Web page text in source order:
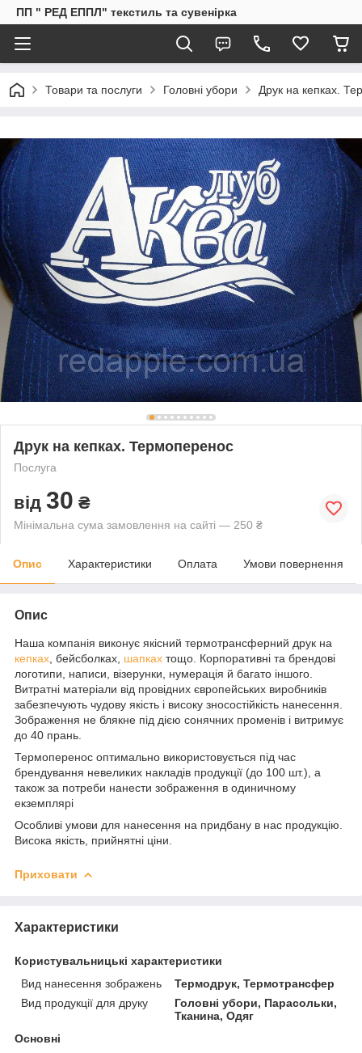
ПП " РЕД ЕППЛ" текстиль та сувенірка
Товари та послуги Головні убори Друк на кепках.
Друк на кепках. Термоперенос
Послуга
від 30 ₴
Мінімальна сума замовлення на сайті — 250 ₴
Опис Характеристики Оплата Умови повернення
Опис
Наша компанія виконує якісний термотрансферний друк на
кепках , бейсболках, шапках тощо. Корпоративні та брендові
логотипи, написи, візерунки, нумерація й багато іншого.
Витратні матеріали від провідних європейських виробників
забезпечують чудову якість і високу зносостійкість нанесення.
Зображення не блякне під дією сонячних променів і витримує
до 40 прань.
Термоперенос оптимально використовується під час
брендування невеликих накладів продукції (до 100 шт.), а
також за потреби нанести зображення в одиничному
екземплярі
Особливі умови для нанесення на придбану в нас продукцію.
Висока якість, прийнятні ціни.
Приховати
Характеристики
Користувальницькі характеристики
Вид нанесення зображень
Термодрук, Термотрансфер
Вид продукції для друку
Головні убори, Парасольки,
Тканина, Одяг
Основні